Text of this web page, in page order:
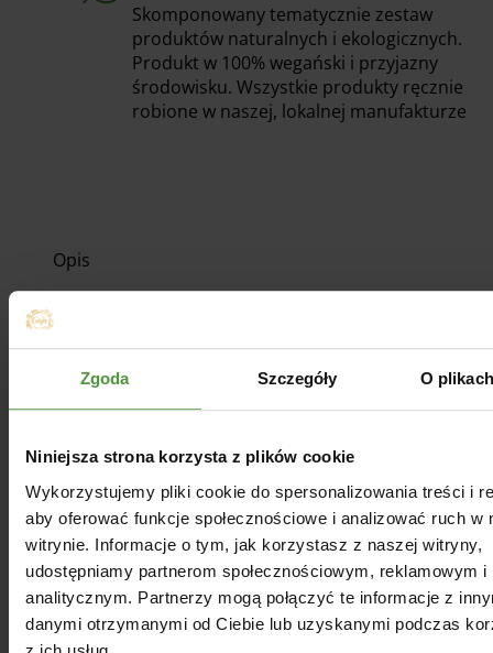
Zgoda Szczegóły O
Niniejsza strona korzysta z plików cookie
Wykorzystujemy pliki cookie do spersonalizowania treści i
aby oferować funkcje społecznościowe i analizować ruch w
witrynie. Informacje o tym, jak korzystasz z naszej witryny,
udostępniamy partnerom społecznościowym, reklamowym i
analitycznym. Partnerzy mogą połączyć te informacje z
danymi otrzymanymi od Ciebie lub uzyskanymi podczas
Skomponowany tematycznie zestaw
produktów naturalnych i ekologicznych.
Produkt w 100% wegański i przyjazny
środowisku. Wszystkie produkty ręcznie
robione w naszej, lokalnej manufakturze
Opis
Podmiot odpowiedzialny
Opinie
Dla Ciebie